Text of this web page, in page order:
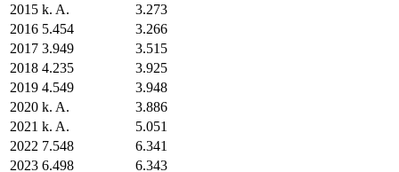
2015 k. A.
3.273
2016 5.454
3.266
2017 3.949
3.515
2018 4.235
3.925
2019 4.549
3.948
2020 k. A.
3.886
2021 k. A.
5.051
2022 7.548
6.341
2023 6.498
6.343